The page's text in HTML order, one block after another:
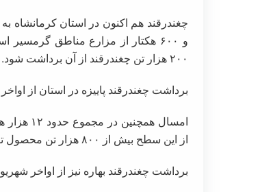
و ۶۰۰ هکتار از مزارع مناطق
۲۰۰ هزار تن چغندرقند از آن برداشت شود.
برداشت چغندرقند پاییزه در استان از
امسال
از این سطح بیش از ۸۰۰ هزار تن محصول تولید شود.
برداشت چغندرقند بهاره نیز از اواخر